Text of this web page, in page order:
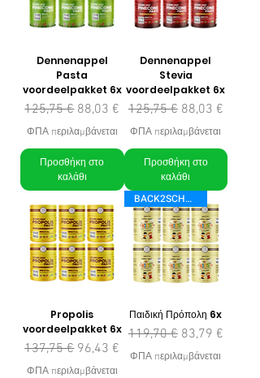
Dennenappel
Pasta
voordeelpakket 6x
Κανονική τιμή
125,75 € Τιμή Έκπτωσης
88,03 €
ΦΠΑ περιλαμβάνεται
Προσθήκη στο
καλάθι
Dennenappel
Stevia
voordeelpakket 6x
Κανονική τιμή
125,75 € Τιμή
88,03 €
ΦΠΑ περιλαμβάνεται
Προσθήκη στο
καλάθι
Propolis
voordeelpakket 6x
Κανονική τιμή
137,75 € Τιμή Έκπτωσης
96,43 €
ΦΠΑ περιλαμβάνεται
BACK2SCHOOL
Παιδική Πρόπολη 6x
Κανονική τιμή
119,70 € Τιμή
83,79 €
ΦΠΑ περιλαμβάνεται